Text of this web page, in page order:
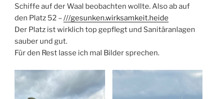
Schiffe auf der Waal beobachten wollte. Also ab auf
den Platz 52 –///gesunken.wirksamkeit.heide
Der Platz ist wirklich top gepflegt und Sanitäranlagen
sauber und gut.
Für den Rest lasse ich mal Bilder sprechen.